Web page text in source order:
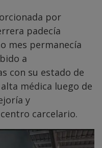
por
padecía
mes permanecía
a
con su estado de
médica luego de
y
carcelario.